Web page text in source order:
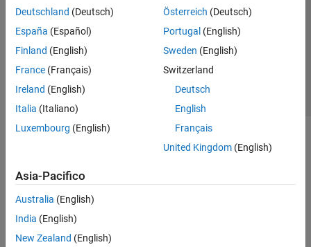
Deutschland (Deutsch)
España (Español)
Finland (English)
France (Français)
Ireland (English)
Italia (Italiano)
Luxembourg (English)
Österreich (Deutsch)
Portugal (English)
Sweden (English)
Switzerland
Deutsch
English
Français
United Kingdom(English)
Asia-Pacifico
Australia (English)
India (English)
New Zealand (English)
Antipirateria
Stato dell'applicazione
Contatti
© 1994-2026 The MathWorks, Inc.